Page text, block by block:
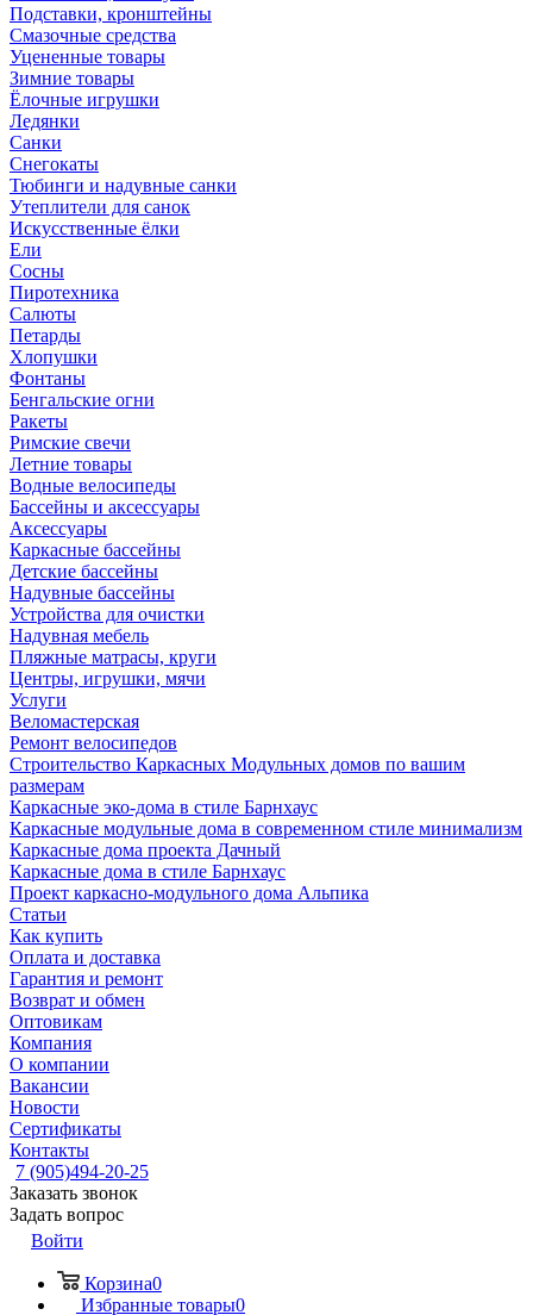
Подставки, кронштейны
Смазочные средства
Уцененные товары
Зимние товары
Ёлочные игрушки
Ледянки
Санки
Снегокаты
Тюбинги и надувные санки
Утеплители для санок
Искусственные ёлки
Ели
Сосны
Пиротехника
Салюты
Петарды
Хлопушки
Фонтаны
Бенгальские огни
Ракеты
Римские свечи
Летние товары
Водные велосипеды
Бассейны и аксессуары
Аксессуары
Каркасные бассейны
Детские бассейны
Надувные бассейны
Устройства для очистки
Надувная мебель
Пляжные матрасы, круги
Центры, игрушки, мячи
Услуги
Веломастерская
Ремонт велосипедов
Строительство Каркасных Модульных домов по вашим
размерам
Каркасные эко-дома в стиле Барнхаус
Каркасные модульные дома в современном стиле минимализм
Каркасные дома проекта Дачный
Каркасные дома в стиле Барнхаус
Проект каркасно-модульного дома Альпика
Статьи
Как купить
Оплата и доставка
Гарантия и ремонт
Возврат и обмен
Оптовикам
Компания
О компании
Вакансии
Новости
Сертификаты
Контакты
7 (905)494-20-25
Заказать звонок
Задать вопрос
Войти
Корзина0
Избранные товары0